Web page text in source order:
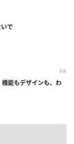
で
PR
能もデザインも、わ